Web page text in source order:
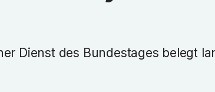
Dienst des Bundestages belegt